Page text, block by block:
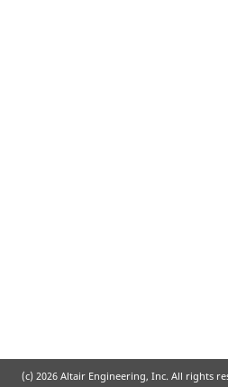
(c)2026 Altair Engineering, Inc. All rights